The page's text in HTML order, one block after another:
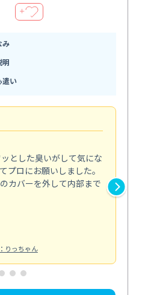
＋
み
明
遣い
とした臭いがして気にな
プロにお願いしました。
カバーを外して内部まで
りっちゃん